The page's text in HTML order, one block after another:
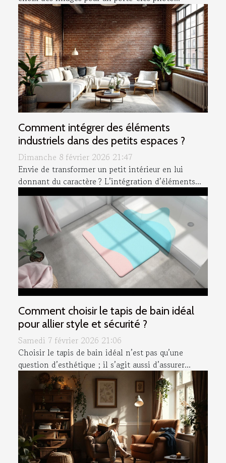
Comment intégrer des éléments
industriels dans des petits espaces ?
Dimanche 8 février 2026 21:47
Envie de transformer un petit intérieur en lui
donnant du caractère ? L’intégration d’éléments...
Comment choisir le tapis de bain idéal
pour allier style et sécurité ?
Samedi 7 février 2026 21:06
Choisir le tapis de bain idéal n’est pas qu’une
question d’esthétique ; il s’agit aussi d’assurer...